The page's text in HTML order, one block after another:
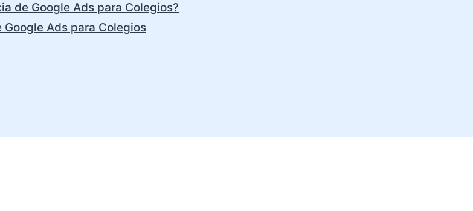
de Google Ads para Colegios?
Ads para Colegios